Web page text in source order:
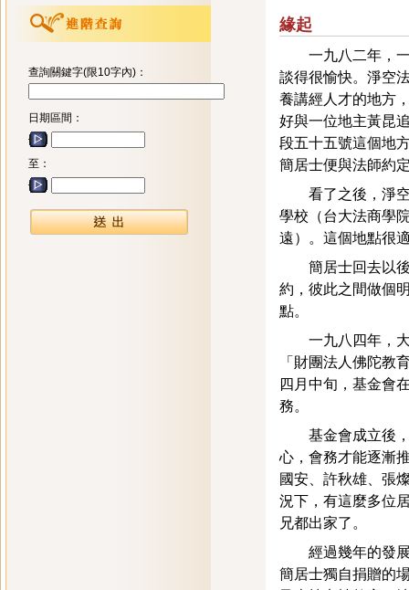
查詢關鍵字(限10字內)：
日期區間：
至：
緣起
一九八二年，一
談得很愉快。淨空
養講經人才的地方
好與一位地主黃昆
段五十五號這個地
簡居士便與法師約
看了之後，淨空
學校（台大法商學
遠）。這個地點很
簡居士回去以後
約，彼此之間做個
點。
一九八四年，大
「財團法人佛陀教
四月中旬，基金會
務。
基金會成立後，
心，會務才能逐漸
國安、許秋雄、張
況下，有這麼多位
兄都出家了。
經過幾年的發展
簡居士獨自捐贈的